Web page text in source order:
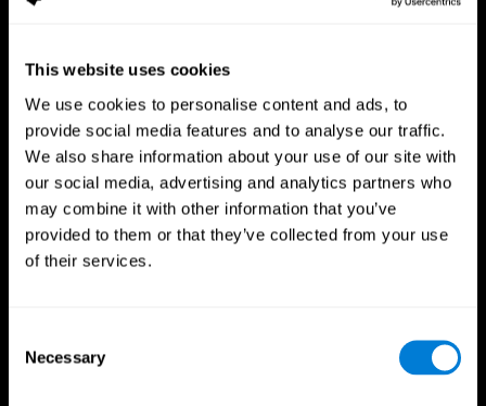
This website uses cookies
We use cookies to personalise content and ads, to
provide social media features and to analyse our traffic.
We also share information about your use of our site with
our social media, advertising and analytics partners who
may combine it with other information that you’ve
provided to them or that they’ve collected from your use
of their services.
Selection
Necessary
CogniFit App